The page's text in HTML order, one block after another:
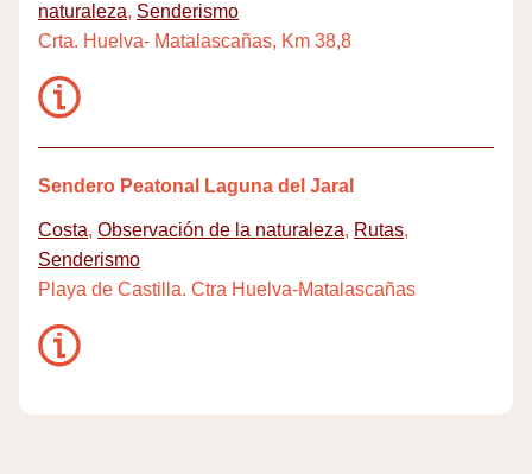
naturaleza, Senderismo
Crta. Huelva- Matalascañas, Km 38,8
Sendero Peatonal Laguna del Jaral
Costa, Observación de la naturaleza, Rutas,
Senderismo
Playa de Castilla. Ctra Huelva-Matalascañas